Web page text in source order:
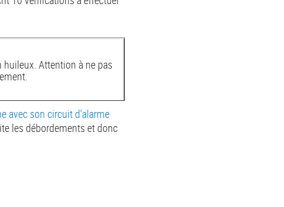
Attention à ne pas
avec son circuit d’alarme
les débordements et donc